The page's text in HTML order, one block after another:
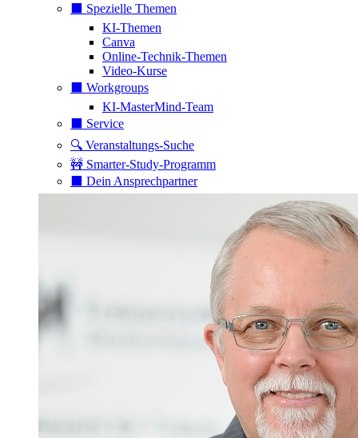
⬛️ Spezielle Themen
KI-Themen
Canva
Online-Technik-Themen
Video-Kurse
⬛️ Workgroups
KI-MasterMind-Team
⬛️ Service
🔍 Veranstaltungs-Suche
🚧 Smarter-Study-Programm
⬛️ Dein Ansprechpartner